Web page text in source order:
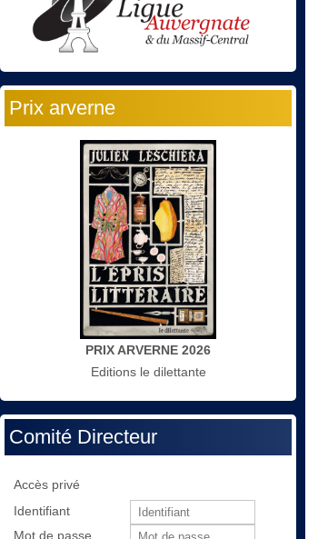
Prix arverne
PRIX ARVERNE 2026
Editions le dilettante
Comité Directeur
Accès privé
Identifiant
Mot de passe